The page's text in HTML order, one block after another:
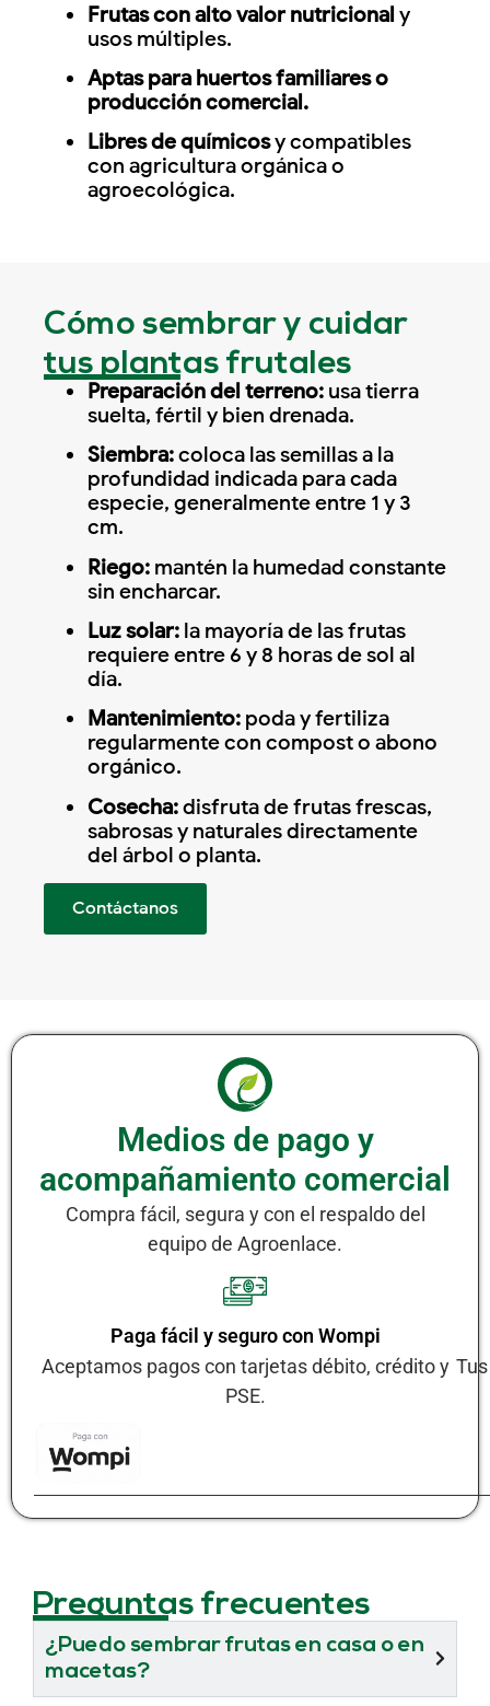
Frutas con alto valor nutricional y
usos múltiples.
Aptas para huertos familiares o
producción comercial.
Libres de químicosy compatibles
con agricultura orgánica o
agroecológica.
Cómo sembrar y cuidar
tus plantas frutales
Preparación del terreno: usa tierra
suelta, fértil y bien drenada.
Siembra:coloca las semillas a la
profundidad indicada para cada
especie, generalmente entre 1 y 3
cm.
Riego: mantén la humedad constante
sin encharcar.
Luz solar: la mayoría de las frutas
requiere entre 6 y 8 horas de sol al
día.
Mantenimiento: poda y fertiliza
regularmente con compost o abono
orgánico.
Cosecha:disfruta de frutas frescas,
sabrosas y naturales directamente
del árbol o planta.
Contáctanos
Medios de pago y
acompañamiento comercial
Compra fácil, segura y con el respaldo del
equipo de Agroenlace.
Paga fácil y seguro con Wompi
Aceptamos pagos con tarjetas débito, crédito y
PSE.
Preguntas frecuentes
¿Puedo sembrar frutas en casa o en
macetas?